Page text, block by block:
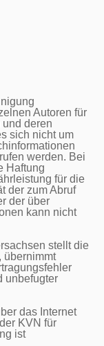
Autoren für
deren
sich nicht um
werden. Bei
Haftung
für die
der zum Abruf
der über
kann nicht
stellt die
übernimmt
unbefugter
das Internet
KVN für
ist